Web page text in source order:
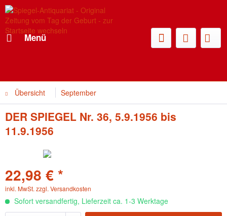
Menü
Übersicht September
DER SPIEGEL Nr. 36, 5.9.1956 bis
11.9.1956
22,98 € *
inkl. MwSt. zzgl. Versandkosten
Sofort versandfertig, Lieferzeit ca. 1-3 Werktage